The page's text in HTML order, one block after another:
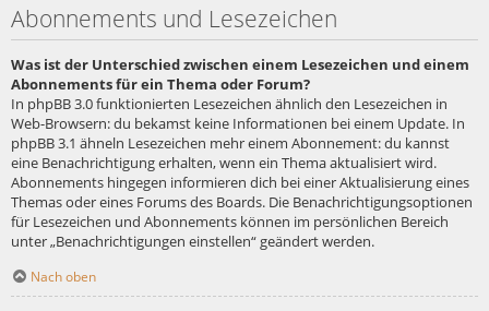
Abonnements und Lesezeichen
Was ist der Unterschied zwischen einem Lesezeichen und einem
Abonnements für ein Thema oder Forum?
In phpBB 3.0 funktionierten Lesezeichen ähnlich den Lesezeichen in
Web-Browsern: du bekamst keine Informationen bei einem Update. In
phpBB 3.1 ähneln Lesezeichen mehr einem Abonnement: du kannst
eine Benachrichtigung erhalten, wenn ein Thema aktualisiert wird.
Abonnements hingegen informieren dich bei einer Aktualisierung eines
Themas oder eines Forums des Boards. Die Benachrichtigungsoptionen
für Lesezeichen und Abonnements können im persönlichen Bereich
unter „Benachrichtigungen einstellen“ geändert werden.
Nach oben